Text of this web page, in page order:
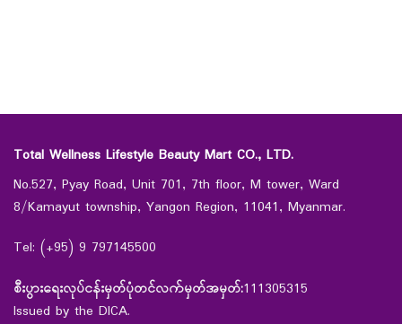
Total Wellness Lifestyle Beauty Mart CO., LTD.
No.527, Pyay Road, Unit 701, 7th floor, M tower, Ward
8/Kamayut township, Yangon Region, 11041, Myanmar.
Tel: (+95) 9 797145500
စီးပွားရေးလုပ်ငန်းမှတ်ပုံတင်လက်မှတ်အမှတ်:111305315
Issued by the DICA.